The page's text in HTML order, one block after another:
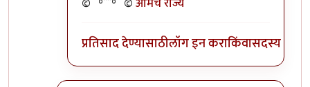
प्रतिसाद देण्यासाठीलॉग इन कराकिंवासदस्य व्हा